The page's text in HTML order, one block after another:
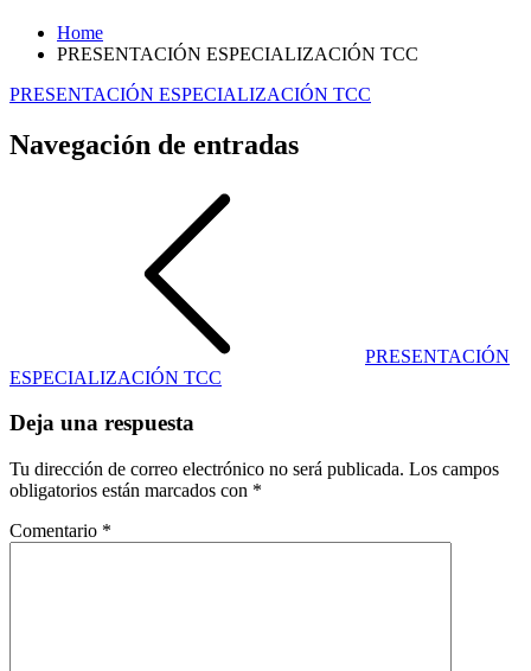
Home
PRESENTACIÓN ESPECIALIZACIÓN TCC
PRESENTACIÓN ESPECIALIZACIÓN TCC
Navegación de entradas
PRESENTACIÓN
ESPECIALIZACIÓN TCC
Deja una respuesta
Tu dirección de correo electrónico no será publicada. Los campos
obligatorios están marcados con *
Comentario *